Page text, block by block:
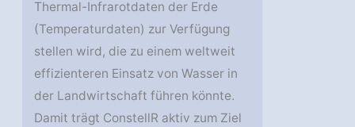
Thermal-Infrarotdaten der Erde
(Temperaturdaten) zur Verfügung
stellen wird, die zu einem weltweit
effizienteren Einsatz von Wasser in
der Landwirtschaft führen könnte.
Damit trägt ConstellR aktiv zum Ziel